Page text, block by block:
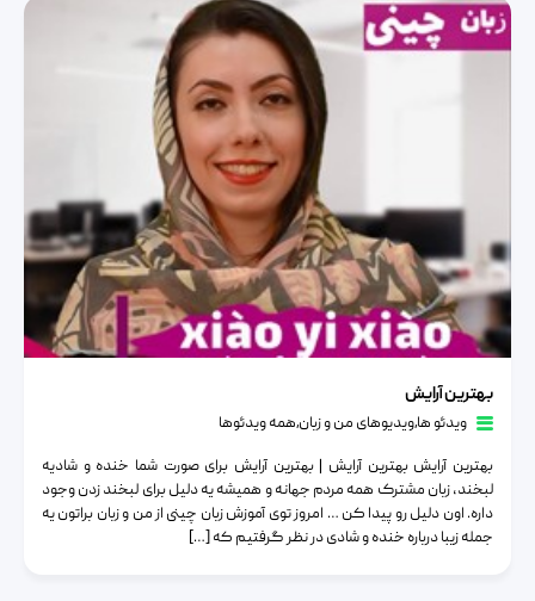
بهترین آرایش
ویدئو ها٫ویدیوهای من و زبان٫همه ویدئوها
بهترین آرایش بهترین آرایش | بهترین آرایش برای صورت شما خنده و شادیه
لبخند، زبان مشترک همه مردم جهانه و همیشه یه دلیل برای لبخند زدن وجود
داره. اون دلیل رو پیدا کن … امروز توی آموزش زبان چینی از من و زبان براتون یه
جمله زیبا درباره خنده و شادی در نظر گرفتیم که […]